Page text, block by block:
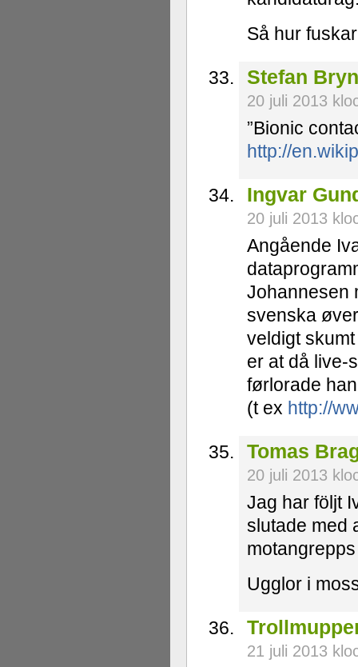
Så hur
Stefan
20 juli 2013
”Bionic
http://
Ingvar
20 juli 2013
Angående
Johannesen
svenska
veldigt
er at då live-
førlorade
(t ex http://
Tomas
20 juli 2013
Jag har följt
slutade med
Ugglor i
21 juli 2013